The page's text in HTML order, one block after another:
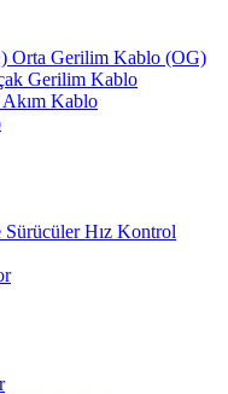
Orta Gerilim Kablo (OG)
Gerilim Kablo
Akım Kablo
Hız Kontrol